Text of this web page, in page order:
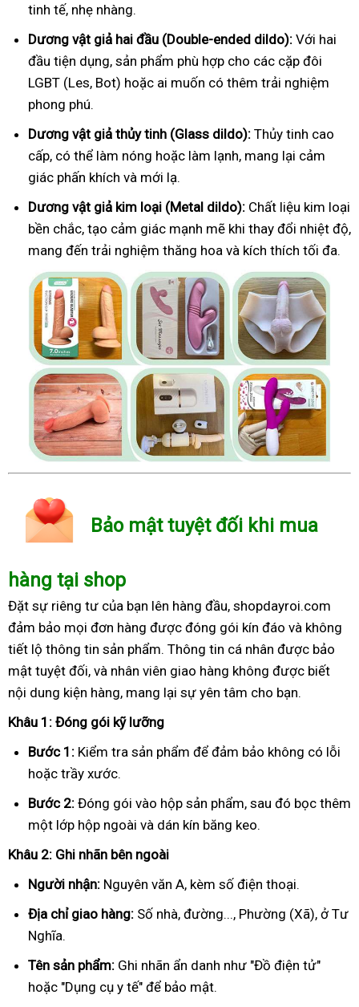
tinh tế, nhẹ nhàng.
Dương vật giả hai đầu (Double-ended dildo): Với hai
đầu tiện dụng, sản phẩm phù hợp cho các cặp đôi
LGBT (Les, Bot) hoặc ai muốn có thêm trải nghiệm
phong phú.
Dương vật giả thủy tinh (Glass dildo): Thủy tinh cao
cấp, có thể làm nóng hoặc làm lạnh, mang lại cảm
giác phấn khích và mới lạ.
Dương vật giả kim loại (Metal dildo): Chất liệu kim loại
bền chắc, tạo cảm giác mạnh mẽ khi thay đổi nhiệt độ,
mang đến trải nghiệm thăng hoa và kích thích tối đa.
Bảo mật tuyệt đối khi mua
hàng tại shop
Đặt sự riêng tư của bạn lên hàng đầu, shopdayroi.com
đảm bảo mọi đơn hàng được đóng gói kín đáo và không
tiết lộ thông tin sản phẩm. Thông tin cá nhân được bảo
mật tuyệt đối, và nhân viên giao hàng không được biết
nội dung kiện hàng, mang lại sự yên tâm cho bạn.
Khâu 1: Đóng gói kỹ lưỡng
Bước 1: Kiểm tra sản phẩm để đảm bảo không có lỗi
hoặc trầy xước.
Bước 2: Đóng gói vào hộp sản phẩm, sau đó bọc thêm
một lớp hộp ngoài và dán kín băng keo.
Khâu 2: Ghi nhãn bên ngoài
Người nhận: Nguyên văn A, kèm số điện thoại.
Địa chỉ giao hàng: Số nhà, đường..., Phường (Xã), ở Tư
Nghĩa.
Tên sản phẩm: Ghi nhãn ẩn danh như "Đồ điện tử"
hoặc "Dụng cụ y tế" để bảo mật.